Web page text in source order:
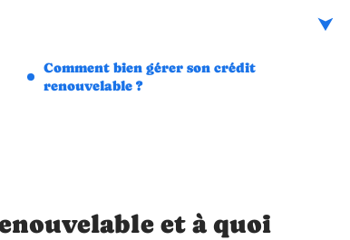
Comment bien gérer son crédit
renouvelable ?
et à quoi